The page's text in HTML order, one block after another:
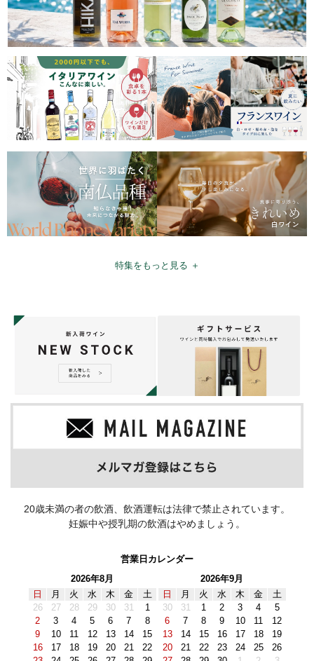
特集をもっと見る ＋
20歳未満の者の飲酒、飲酒運転は法律で禁止されています。
妊娠中や授乳期の飲酒はやめましょう。
営業日カレンダー
2026年8月
日
月 火 水 木 金
土
26
27 28 29 30 31
1
2
3 4 5 6 7
8
9
10 11 12 13 14
15
16
17 18 19 20 21
22
2026年9月
日
月 火 水 木 金
土
30
31 1 2 3 4
5
6
7 8 9 10 11
12
13
14 15 16 17 18
19
20
21 22 23 24 25
26